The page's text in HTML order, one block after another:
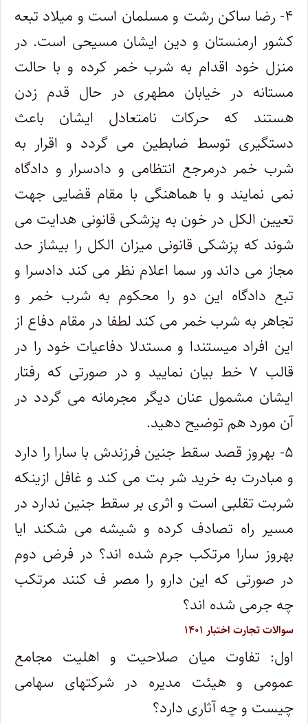
۴- رضا ساکن رشت و مسلمان است و میلاد تبعه
کشور ارمنستان و دین ایشان مسیحی است. در
منزل خود اقدام به شرب خمر کرده و با حالت
مستانه در خیابان مطهری در حال قدم زدن
هستند که حرکات نامتعادل ایشان باعث
دستگیری توسط ضابطین می گردد و اقرار به
شرب خمر درمرجع انتظامی و دادسرار و دادگاه
نمی نمایند و با هماهنگی با مقام قضایی جهت
تعیین الکل در خون به پزشکی قانونی هدایت می
شوند که پزشکی قانونی میزان الکل را بیشاز حد
مجاز می داند ور سما اعلام نظر می کند دادسرا و
تبع دادگاه این دو را محکوم به شرب خمر و
تجاهر به شرب خمر می کند لطفا در مقام دفاع از
این افراد میستندا و مستدلا دفاعیات خود را در
قالب ۷ خط بیان نمایید و در صورتی که رفتار
ایشان مشمول عنان دیگر مجرمانه می گردد در
آن مورد هم توضیح دهید.
۵- بهروز قصد سقط جنین فرزندش با سارا را دارد
و مبادرت به خرید شر بت می کند و غافل ازینکه
شربت تقلبی است و اثری بر سقط جنین ندارد در
مسیر راه تصادف کرده و شیشه می شکند ایا
بهروز سارا مرتکب جرم شده اند؟ در فرض دوم
در صورتی که این دارو را مصر ف کنند مرتکب
چه جرمی شده اند؟
سوالات تجارت اختبار ۱۴۰۱
اول: تفاوت میان صلاحیت و اهلیت مجامع
عمومی و هیئت مدیره در شرکتهای سهامی
چیست و چه آثاری دارد؟